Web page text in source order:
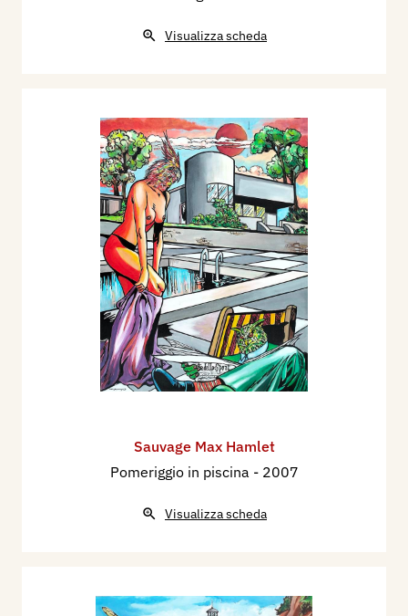
Visualizza scheda
Sauvage Max Hamlet
Pomeriggio in piscina - 2007
Visualizza scheda